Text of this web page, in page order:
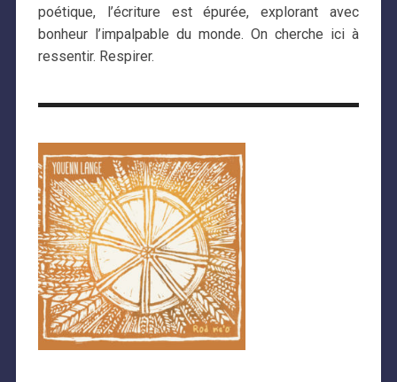
poétique, l’écriture est épurée, explorant avec
bonheur l’impalpable du monde. On cherche ici à
ressentir. Respirer.